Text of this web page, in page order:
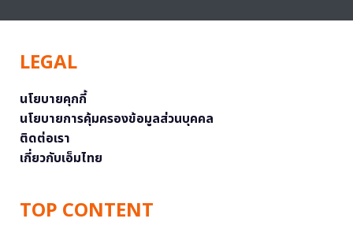
LEGAL
นโยบายคุกกี้
นโยบายการคุ้มครองข้อมูลส่วนบุคคล
ติดต่อเรา
เกี่ยวกับเอ็มไทย
TOP CONTENT